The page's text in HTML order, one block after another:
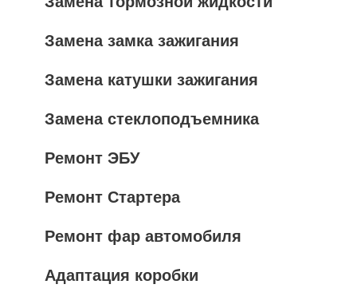
Замена замка зажигания
Замена катушки зажигания
Замена стеклоподъемника
Ремонт ЭБУ
Ремонт Стартера
Ремонт фар автомобиля
Адаптация коробки